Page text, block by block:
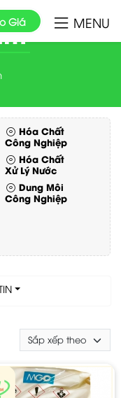
Giá MENU
Hóa Chất
Công Nghiệp
Hóa Chất
Xử Lý Nước
Dung Môi
Công Nghiệp